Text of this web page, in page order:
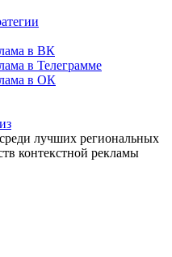
в ВК
в Телеграмме
в ОК
лучших региональных
контекстной рекламы